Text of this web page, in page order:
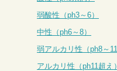
弱酸性（ph3～6）
中性（ph6～8）
弱アルカリ性（ph8～11
アルカリ性（ph11超え）